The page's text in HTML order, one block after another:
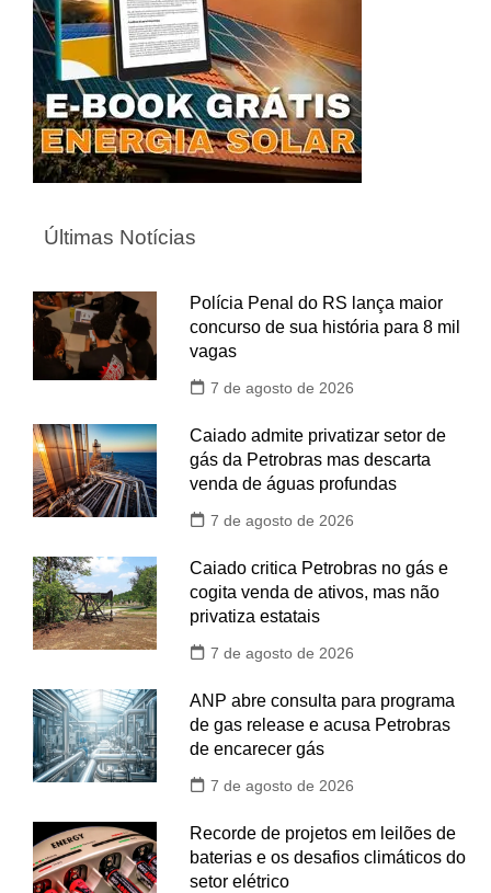
Últimas Notícias
Polícia Penal do RS lança maior
concurso de sua história para 8 mil
vagas
7 de agosto de 2026
Caiado admite privatizar setor de
gás da Petrobras mas descarta
venda de águas profundas
7 de agosto de 2026
Caiado critica Petrobras no gás e
cogita venda de ativos, mas não
privatiza estatais
7 de agosto de 2026
ANP abre consulta para programa
de gas release e acusa Petrobras
de encarecer gás
7 de agosto de 2026
Recorde de projetos em leilões de
baterias e os desafios climáticos do
setor elétrico